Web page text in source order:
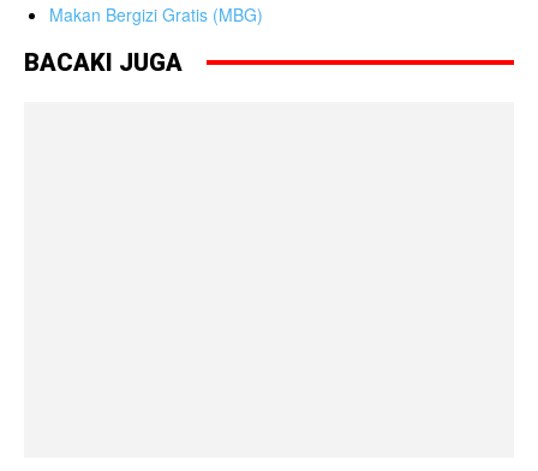
Makan Bergizi Gratis (MBG)
BACAKI JUGA